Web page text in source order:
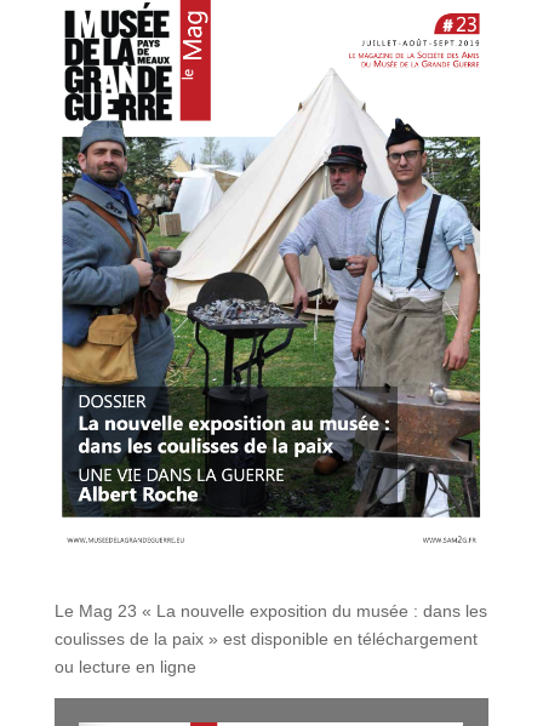
Le Mag 23 « La nouvelle exposition du musée : dans les
coulisses de la paix » est disponible en téléchargement
ou lecture en ligne